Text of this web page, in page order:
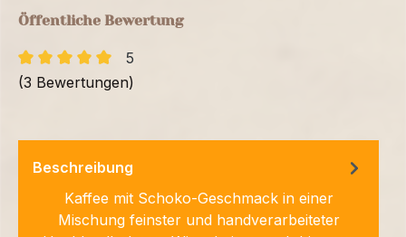
Öffentliche Bewertung
5
(3 Bewertungen)
Beschreibung
Kaffee mit Schoko-Geschmack in einer
Mischung feinster und handverarbeiteter